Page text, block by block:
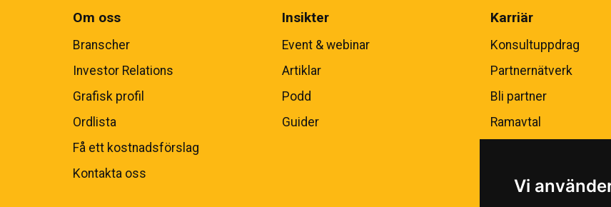
Vi
Om oss
Branscher
Investor Relations
Grafisk profil
Ordlista
Få ett kostnadsförslag
Kontakta oss
Insikter
Event & webinar
Artiklar
Podd
Guider
Karriär
Konsultuppdrag
Partnernätverk
Bli partner
Ramavtal